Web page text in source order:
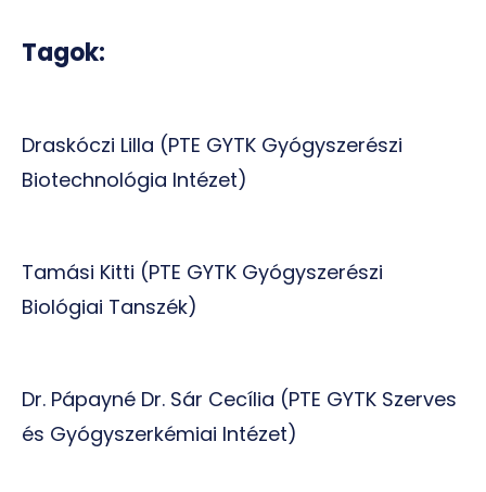
Tagok:
Draskóczi Lilla (PTE GYTK Gyógyszerészi
Biotechnológia Intézet)
Tamási Kitti (PTE GYTK Gyógyszerészi
Biológiai Tanszék)
Dr. Pápayné Dr. Sár Cecília (PTE GYTK Szerves
és Gyógyszerkémiai Intézet)